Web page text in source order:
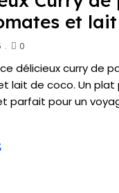
et
0
délicieux curry de
lait de coco. Un plat
parfait pour un